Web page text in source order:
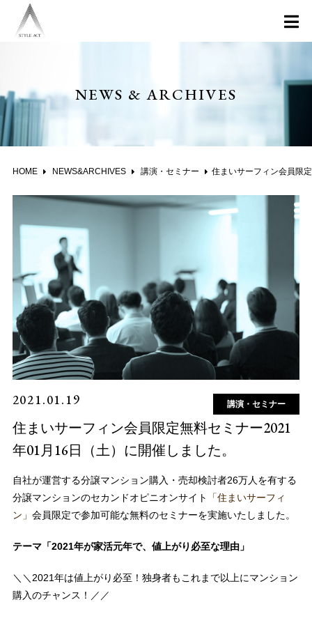
NEWS & ARCHIVES
HOME NEWS&ARCHIVES 講演・セミナー 住まいサーフィン会員限定無料セミナー2021年01月16日（土）に開催しました。
2021.01.19 講演・セミナー
住まいサーフィン会員限定無料セミナー2021
年01月16日（土）に開催しました。
自社が運営する分譲マンション購入・売却検討者26万人を有する
分譲マンションのセカンドオピニオンサイト
「住まいサーフィ
ン」 会員限定で参加可能な無料のセミナーを実施いたしました。
テーマ「2021年が家活元年で、値上がり必至な理由」
＼＼2021年は値上がり必至！独身者もこれまで以上にマンション
購入のチャンス！／／